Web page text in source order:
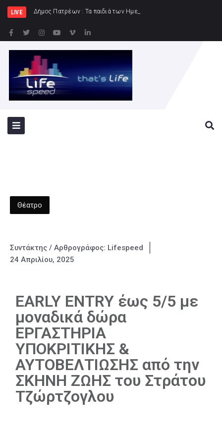
LIVE
Θέατρο
Συντάκτης / Αρθρογράφος: Lifespeed
24 Απριλίου, 2025
EARLY ENTRY έως 5/5 με
μοναδικά δώρα
ΕΡΓΑΣΤΗΡΙΑ
ΥΠΟΚΡΙΤΙΚΗΣ &
ΑΥΤΟΒΕΛΤΙΩΣΗΣ από την
ΣΚΗΝΗ ΖΩΗΣ του Στράτου
Τζώρτζογλου